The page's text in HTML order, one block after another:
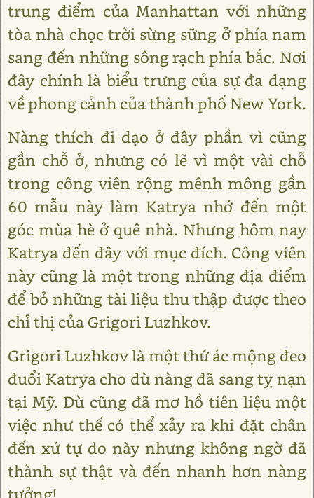
trung điểm của Manhattan với những
tòa nhà chọc trời sừng sững ở phía nam
sang đến những sông rạch phía bắc. Nơi
đây chính là biểu trưng của sự đa dạng
về phong cảnh của thành phố New York.
Nàng thích đi dạo ở đây phần vì cũng
gần chỗ ở, nhưng có lẽ vì một vài chỗ
trong công viên rộng mênh mông gần
60 mẫu này làm Katrya nhớ đến một
góc mùa hè ở quê nhà. Nhưng hôm nay
Katrya đến đây với mục đích. Công viên
này cũng là một trong những địa điểm
để bỏ những tài liệu thu thập được theo
chỉ thị của Grigori Luzhkov.
Grigori Luzhkov là một thứ ác mộng đeo
đuổi Katrya cho dù nàng đã sang tỵ nạn
tại Mỹ. Dù cũng đã mơ hồ tiên liệu một
việc như thế có thể xảy ra khi đặt chân
đến xứ tự do này nhưng không ngờ đã
thành sự thật và đến nhanh hơn nàng